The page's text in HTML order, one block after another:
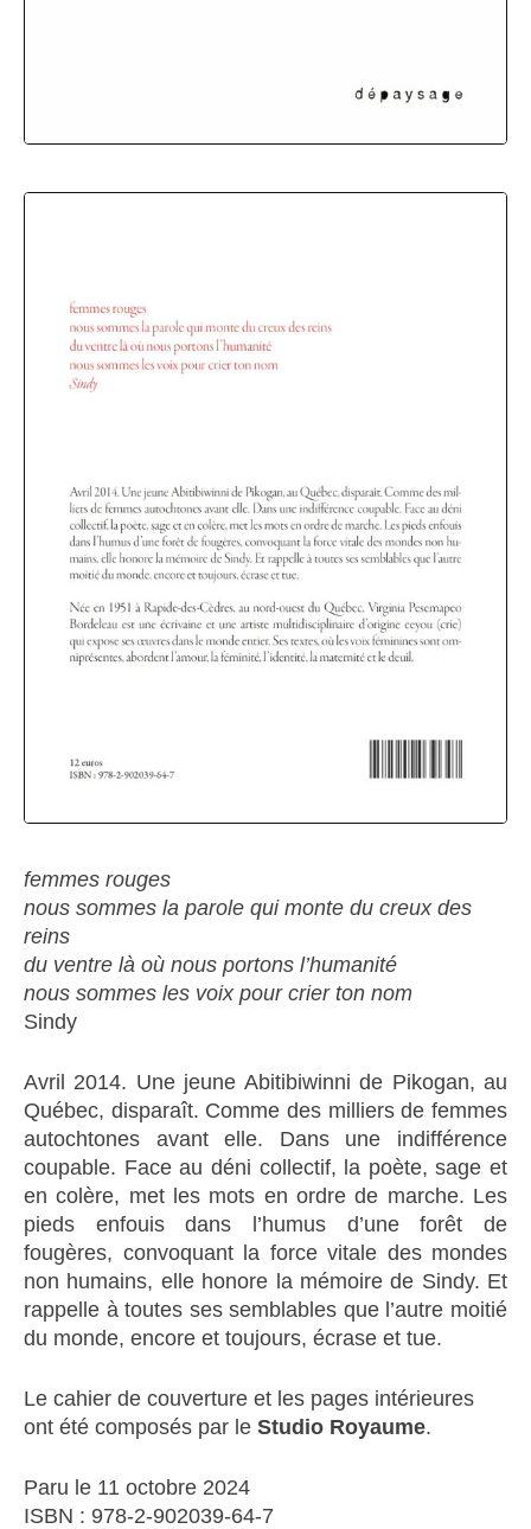
femmes rouges
nous sommes la parole qui monte du creux des
reins
du ventre là où nous portons l’humanité
nous sommes les voix pour crier ton nom
Sindy
Avril 2014. Une jeune Abitibiwinni de Pikogan, au
Québec, disparaît. Comme des milliers de femmes
autochtones avant elle. Dans une indifférence
coupable. Face au déni collectif, la poète, sage et
en colère, met les mots en ordre de marche. Les
pieds enfouis dans l’humus d’une forêt de
fougères, convoquant la force vitale des mondes
non humains, elle honore la mémoire de Sindy. Et
rappelle à toutes ses semblables que l’autre moitié
du monde, encore et toujours, écrase et tue.
Le cahier de couverture et les pages intérieures
ont été composés par le Studio Royaume.
Paru le 11 octobre 2024
ISBN : 978-2-902039-64-7